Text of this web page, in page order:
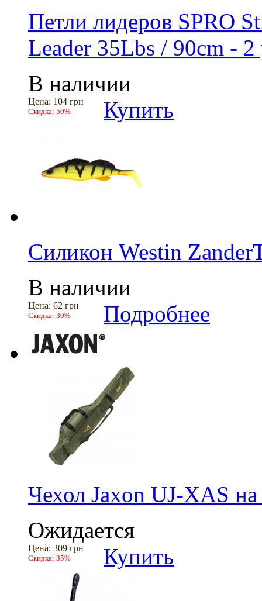
Петли лидеров SPRO
Leader 35Lbs / 90cm -
В наличии
Цена: 104 грн
Скидка: 50% Купить
Силикон Westin
В наличии
Цена: 62 грн
Скидка: 30% Подробнее
Чехол Jaxon UJ-XAS на
Ожидается
Цена: 309 грн
Скидка: 35% Купить